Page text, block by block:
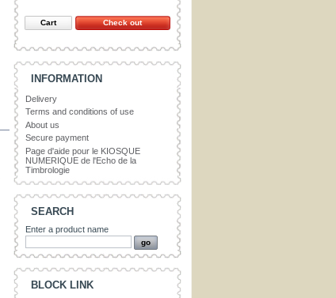
L'ÉCHO de la...
Cart Check out
INFORMATION
Delivery
Terms and conditions of use
About us
Secure payment
Page d'aide pour le KIOSQUE
NUMERIQUE de l'Echo de la
Timbrologie
SEARCH
Enter a product name
BLOCK LINK